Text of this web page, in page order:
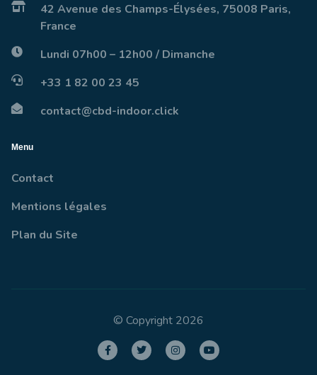
42 Avenue des Champs-Élysées, 75008 Paris,
France
Lundi 07h00 – 12h00 / Dimanche
+33 1 82 00 23 45
contact@cbd-indoor.click
Menu
Contact
Mentions légales
Plan du Site
© Copyright 2026